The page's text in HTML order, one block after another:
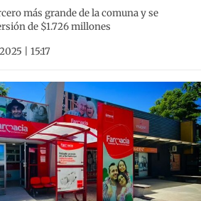
más grande de la comuna y se
de $1.726 millones
| 15:17